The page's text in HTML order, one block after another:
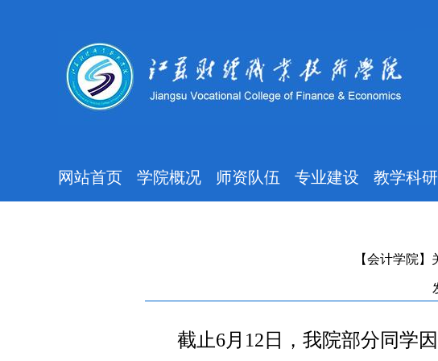
网站首页 学院概况 师资队伍 专业建设 教学科研
【会计学院
截止6月12日，我院部分同学